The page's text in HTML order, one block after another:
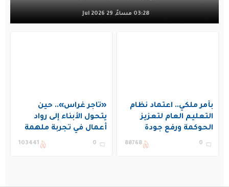
03:28 مساءً, 29 Jul 2026
بأمر ملكي.. اعتماد نظام
التعليم العام لتعزيز
الحوكمة ورفع جودة
التعليم في المملكة
0
88768
«تاجر غراس».. حين
يتحول الأبناء إلى رواد
أعمال في تجربة ملهمة
بنادي غراس الصيفي
0
103441